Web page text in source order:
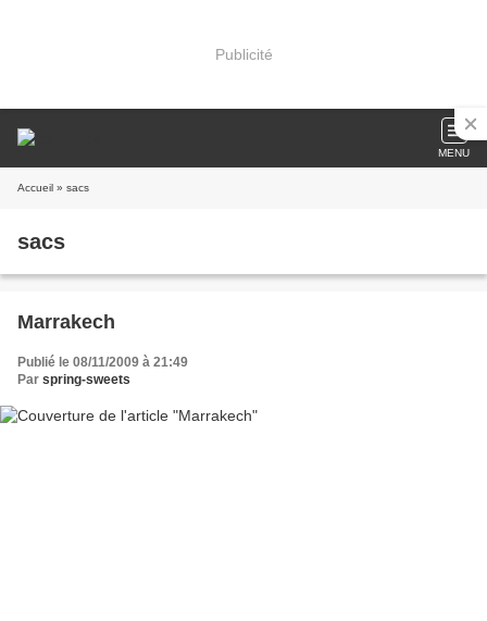
Publicité
MENU
Accueil » sacs
sacs
Marrakech
Publié le 08/11/2009 à 21:49
Par spring-sweets